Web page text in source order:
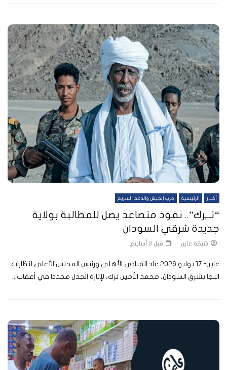
أخبار الرئيسية حرب الجيش والدعم السريع
“تـــِرك”.. نفوذ متصاعد يصل للمطالبة بولاية
جديدة شرقي السودان
شبكة عاين قبل 3 أسابيع
عاين- 17 يوليو 2026 عاد القيادي الأهلي ورئيس المجلس الأعلى لنظارات
البجا بشرق السودان، محمد الأمين ترك، لإثارة الجدل مجددا في أعقاب...